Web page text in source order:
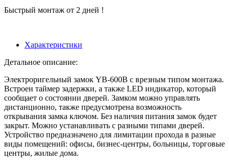
Быстрый монтаж от 2 дней !
Характеристики
Детальное описание:
Электроригельный замок YB-600B с врезным типом монтажа.
Встроен таймер задержки, а также LED индикатор, который
сообщает о состоянии дверей. Замком можно управлять
дистанционно, также предусмотрена возможность
открывания замка ключом. Без наличия питания замок будет
закрыт. Можно устанавливать с разными типами дверей.
Устройство предназначено для лимитации прохода в разные
виды помещений: офисы, бизнес-центры, больницы, торговые
центры, жилые дома.